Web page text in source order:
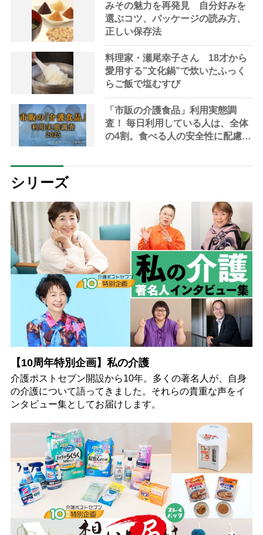
みその魅力を再発見 自分好みを
選ぶコツ、パッケージの読み方、
正しい保存法
料理家・瀬尾幸子さん 18才から
愛用する”文化鍋”で炊いたふっく
らご飯で塩むすび
「市販の介護食品」利用実態調
査！ 毎日利用している人は、全体
の4割。食べる人の安全性に配慮し
シリーズ
【10周年特別企画】私の介護
介護ポストセブン開設から10年。多くの著名人が、自身
の介護について語ってきました。それらの貴重な声をイ
ンタビュー集としてお届けします。